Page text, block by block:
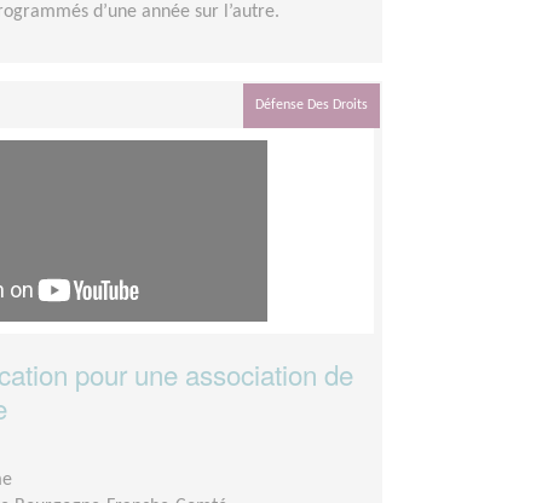
d’une année sur l’autre.
Défense Des Droits
pour une association de